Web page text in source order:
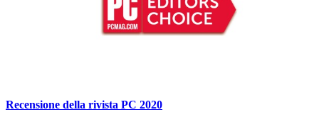
Recensione della rivista PC 2020